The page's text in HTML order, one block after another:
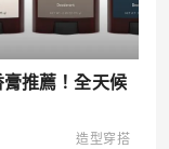
推薦！全天候
造型穿搭